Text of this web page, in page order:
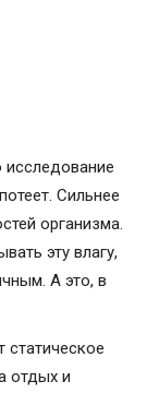
Сильнее
организма.
эту влагу,
А это, в
статическое
отдых и